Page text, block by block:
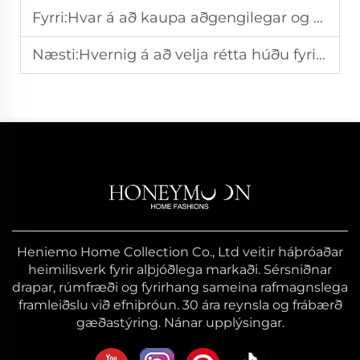
Fyrri:Hvar á að kaupa aðgengilegar og stílfregnar dekoratíva hvílfar
Næsti:Hvernig á að velja rétta húðu fyrir hvílfubolur?
Heniemo Home Collection Co., Ltd veitir háþróaðar
heimilisverk fyrir alþjóðlega markaði. Sérsniðnar
drapar, rúmfræði og fyrirhang sameina rafmagnslega
framleiðslu við efniþróun. 30 ára reynsla og frábærð
gæðastýring. Nánar upplýsingar.